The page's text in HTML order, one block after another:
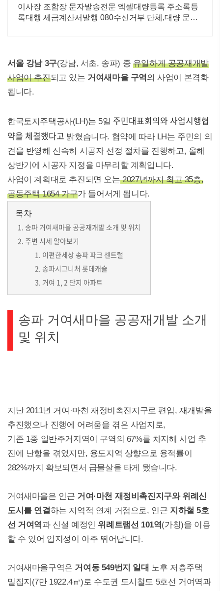
스 빠른 발송
이사장 조합장 문자발송전문 엑셀대량등록 주소록등
록대행 세금계산서발행 080수신거부 단체,대량 문자
서울 강남 3구(강남, 서초, 송파) 중 유일하게 공공재개발
사업이 추진되고 있는 거여새마을 구역 의 사업이 본격화
됩니다.
한국토지주택공사(LH)는 5일 주민대표회의와 사업시행협
약을 체결했다고 밝혔습니다. 협약에 따라 LH는 주민의 의
견을 반영해 신속히 시공자 선정 절차를 진행하고, 올해
상반기에 시공자 지정을 마무리할 계획입니다.
사업이 계획대로 추진되면 오는2027년까지 최고 35층,
공동주택 1654 가구가 들어서게 됩니다.
목차
송파 거여새마을 공공재개발 소개 및 위치
주변 시세 알아보기
이편한세상 송파 파크 센트럴
송파시그니처 롯데캐슬
거여 1, 2 단지 아파트
송파 거여새마을 공공재개발 소개
및 위치
지난 2011년 거여·마천 재정비촉진지구로 편입, 재개발을
추진했으나 진행에 어려움을 겪은 사업지로,
기존 1종 일반주거지역이 구역의 67%를 차지해 사업 추
진에 난항을 겪었지만, 용도지역 상향으로 용적률이
282%까지 확보되면서 급물살을 타게 됐습니다.
거여새마을은 인근 거여·마천 재정비촉진지구와 위례신
도시를 연결하는 지역적 연계 거점으로, 인근 지하철 5호
선 거여역 과 신설 예정인 위례트램선 101역(가칭)을 이용
할 수 있어 입지성이 아주 뛰어납니다.
거여새마을구역은 거여동 549번지 일대 노후 저층주택
밀집지(7만 1922.4㎡)로 수도권 도시철도 5호선 거여역과